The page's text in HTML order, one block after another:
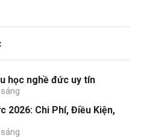
học nghề đức uy tín
2026: Chi Phí, Điều Kiện,